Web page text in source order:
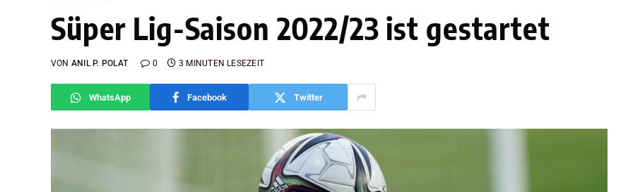
Süper Lig-Saison 2022/23 ist gestartet
VON ANIL P. POLAT 0 3 MINUTEN LESEZEIT
WhatsApp Facebook Twitter